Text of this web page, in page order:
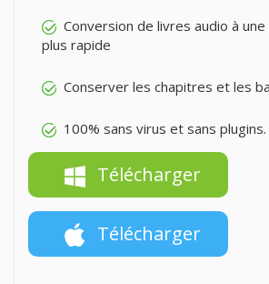
Conversion de livres audio à
plus rapide
Conserver les chapitres et les
100% sans virus et sans plugins.
Télécharger
Télécharger